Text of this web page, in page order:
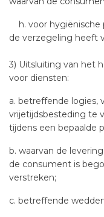
h. voor hygiënische
de verzegeling heeft
3) Uitsluiting van het
voor diensten:
a. betreffende logies,
vrijetijdsbesteding te
tijdens een bepaalde
b. waarvan de
de consument is
verstreken;
c. betreffende